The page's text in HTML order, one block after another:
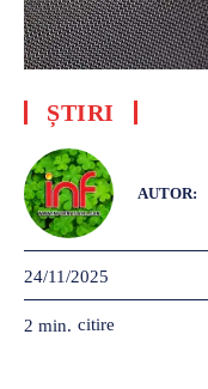
ȘTIRI
AUTOR:
24/11/2025
2 min. citire